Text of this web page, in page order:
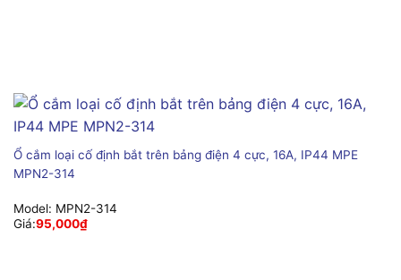
Ổ cắm loại cố định bắt trên bảng điện 4 cực, 16A, IP44 MPE
MPN2-314
Model: MPN2-314
Giá:95,000₫